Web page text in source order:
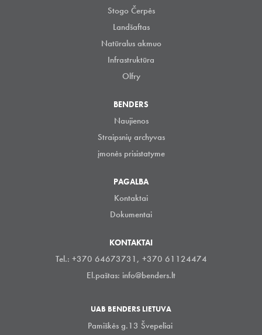
Stogo Čerpės
Landšaftas
Natūralus akmuo
Infrastruktūra
Olfry
BENDERS
Naujienos
Straipsnių archyvas
įmonės prisistatyme
PAGALBA
Kontaktai
Dokumentai
KONTAKTAI
Tel.: +370 64673731, +370 61124474
El.paštas: info@benders.lt
UAB BENDERS LIETUVA
Pamiškės g.13 Švepeliai